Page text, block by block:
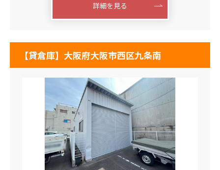
詳細を見る
【貸倉庫】大阪府大阪市西区九条南